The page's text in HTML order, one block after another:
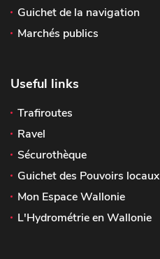
Guichet de la navigation
Marchés publics
Useful links
Trafiroutes
Ravel
Sécurothèque
Guichet des Pouvoirs locaux
Mon Espace Wallonie
L'Hydrométrie en Wallonie